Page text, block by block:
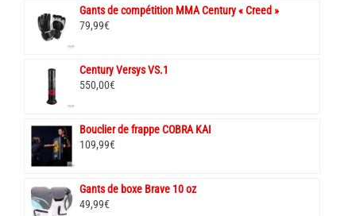
Gants de compétition MMA Century « Creed »
79,99€
Century Versys VS.1
550,00€
Bouclier de frappe COBRA KAI
109,99€
Gants de boxe Brave 10 oz
49,99€